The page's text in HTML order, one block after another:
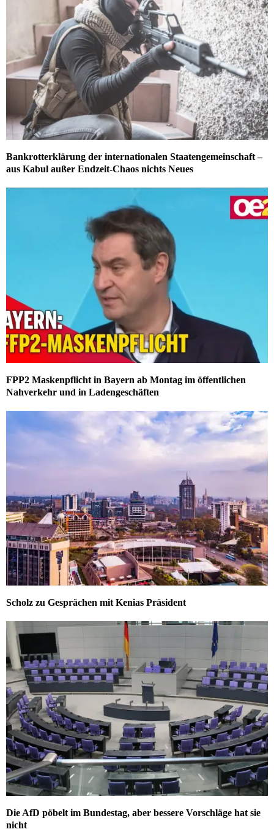
Bankrotterklärung der internationalen Staatengemeinschaft –
aus Kabul außer Endzeit-Chaos nichts Neues
FPP2 Maskenpflicht in Bayern ab Montag im öffentlichen
Nahverkehr und in Ladengeschäften
Scholz zu Gesprächen mit Kenias Präsident
Die AfD pöbelt im Bundestag, aber bessere Vorschläge hat sie
nicht